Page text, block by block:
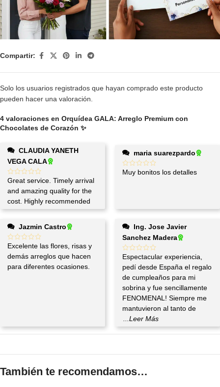
Compartir:
4 valoraciones en Orquídea GALA: Arreglo Premium con
Chocolates de Corazón ✨
VEGA CALA
Great service. Timely arrival
and amazing quality for the
cost. Highly recommended
maria suarezpardo
Muy bonitos los detalles
Jazmin Castro
Excelente las flores, risas y
demás arreglos que hacen
para diferentes ocasiones.
Sanchez Madera
Espectacular experiencia,
pedí desde España el regalo
de cumpleaños para mi
sobrina y fue sencillamente
FENOMENAL! Siempre me
mantuvieron al tanto de
...Leer Más
Solo los usuarios registrados que hayan comprado este producto
pueden hacer una valoración.
También te recomendamos…